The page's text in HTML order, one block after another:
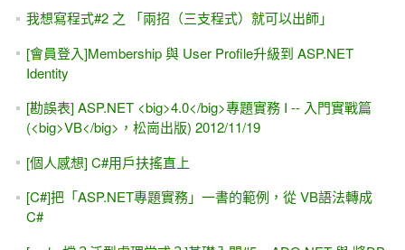
我想寫程式#2 之 「兩招（三支程式）就可以出師」
[會員登入]Membership 與 User Profile升級到 ASP.NET
Identity
[勘誤表] ASP.NET <big>4.0</big>專題實務 I -- 入門實戰篇
(<big>VB</big>，松崗出版) 2012/11/19
[個人感想] C#用戶扶搖直上
[C#]把「ASP.NET專題實務」一書的範例，從 VB語法轉成
C#